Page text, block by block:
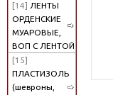
[14] ЛЕНТЫ
ОРДЕНСКИЕ
МУАРОВЫЕ,
ВОП С ЛЕНТОЙ
[15]
ПЛАСТИЗОЛЬ
(шевроны,